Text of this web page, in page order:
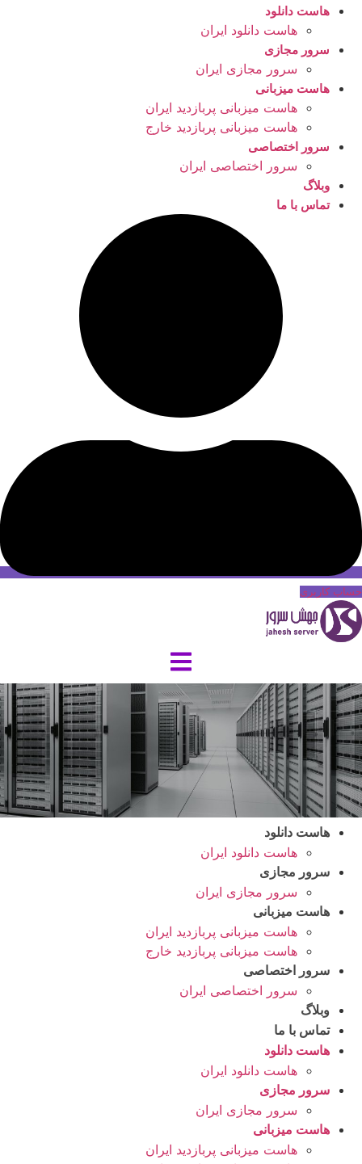
هاست دانلود
هاست دانلود ایران
سرور مجازی
سرور مجازی ایران
هاست میزبانی
هاست میزبانی پربازدید ایران
هاست میزبانی پربازدید خارج
سرور اختصاصی
سرور اختصاصی ایران
وبلاگ
تماس با ما
حساب کاربری
هاست دانلود
هاست دانلود ایران
سرور مجازی
سرور مجازی ایران
هاست میزبانی
هاست میزبانی پربازدید ایران
هاست میزبانی پربازدید خارج
سرور اختصاصی
سرور اختصاصی ایران
وبلاگ
تماس با ما
هاست دانلود
هاست دانلود ایران
سرور مجازی
سرور مجازی ایران
هاست میزبانی
هاست میزبانی پربازدید ایران